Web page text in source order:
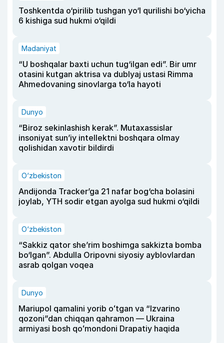
Toshkentda o‘pirilib tushgan yo‘l qurilishi bo‘yicha
6 kishiga sud hukmi o‘qildi
Madaniyat
“U boshqalar baxti uchun tug‘ilgan edi”. Bir umr
otasini kutgan aktrisa va dublyaj ustasi Rimma
Ahmedovaning sinovlarga to‘la hayoti
Dunyo
“Biroz sekinlashish kerak”. Mutaxassislar
insoniyat sun’iy intellektni boshqara olmay
qolishidan xavotir bildirdi
O‘zbekiston
Andijonda Tracker’ga 21 nafar bog‘cha bolasini
joylab, YTH sodir etgan ayolga sud hukmi o‘qildi
O‘zbekiston
“Sakkiz qator she’rim boshimga sakkizta bomba
bo‘lgan”. Abdulla Oripovni siyosiy ayblovlardan
asrab qolgan voqea
Dunyo
Mariupol qamalini yorib oʻtgan va “Izvarino
qozoni”dan chiqqan qahramon — Ukraina
armiyasi bosh qoʻmondoni Drapatiy haqida